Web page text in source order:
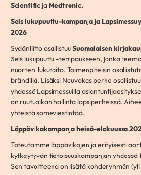
Scientific ja Medtronic.
Seis lukupuuttu-kampanja ja
2026
Sydänliitto osallistuuSuomalaisen
Seis lukupuuttu -tempaukseen, jonka
nuorten lukutaito. Toimenpiteisin
brändillä. Lisäksi Neuvokas perhe
yhdessä Lapsimessuilla
on ruutuaikan hallinta lapsiperheissä.
yhteistä someviestintää.
Läppävikakampanja heinä-elokuussa
Toteutamme läppävikojen ja erityisesti
kytkeytyvän tietoisuuskampanjan yhdessä
Sen tavoitteena on lisätä kohderyhmän